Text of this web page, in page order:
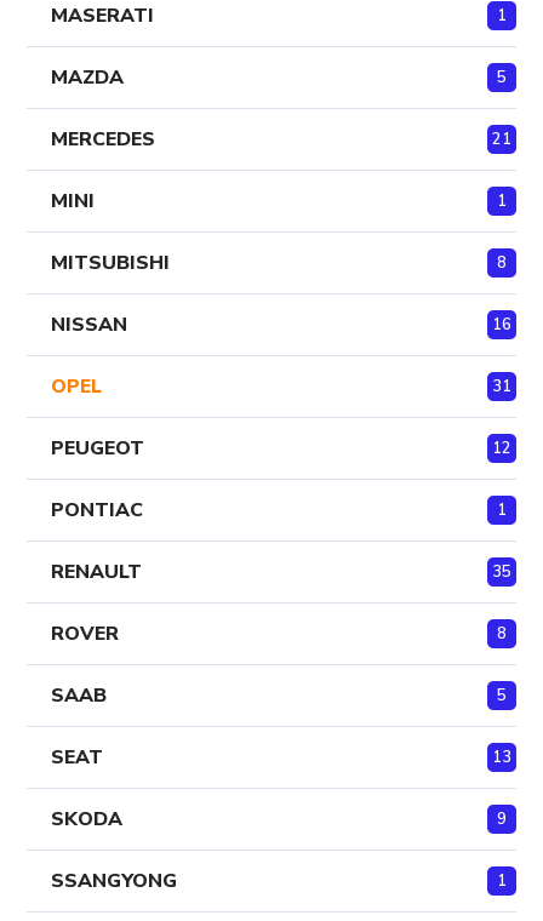
MASERATI 1
MAZDA 5
MERCEDES 21
MINI 1
MITSUBISHI 8
NISSAN 16
OPEL 31
PEUGEOT 12
PONTIAC 1
RENAULT 35
ROVER 8
SAAB 5
SEAT 13
SKODA 9
SSANGYONG 1